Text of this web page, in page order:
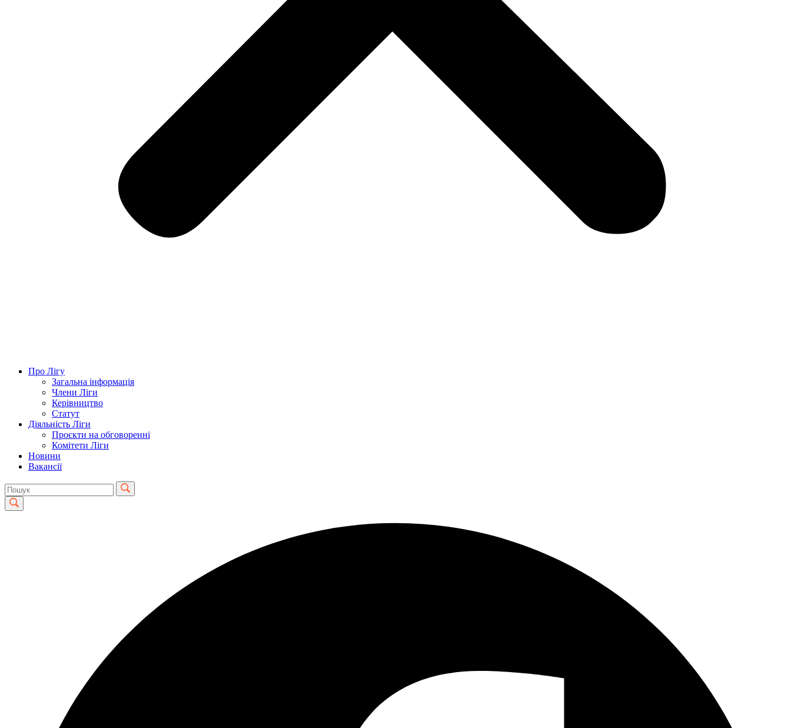
Про Лігу
Загальна інформація
Члени Ліги
Керівництво
Статут
Діяльність Ліги
Проєкти на обговоренні
Комітети Ліги
Новини
Вакансії